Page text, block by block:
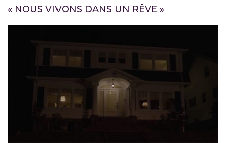
« NOUS VIVONS DANS UN RÊVE »